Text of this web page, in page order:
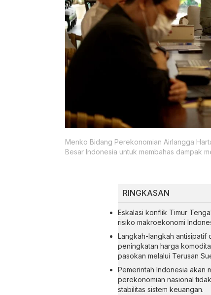
Menko Bidang Perekonomian Airlangga
Besar Indonesia untuk membahas dampak
RINGKASAN
Eskalasi konflik Timur
risiko makroekonomi
Langkah-langkah antisipatif
peningkatan harga
pasokan melalui Terusan
Pemerintah Indonesia akan
perekonomian nasional
stabilitas sistem keuangan.